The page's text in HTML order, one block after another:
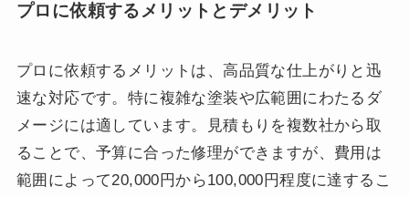
プロに依頼するメリットとデメリット
プロに依頼するメリットは、高品質な仕上がりと迅
速な対応です。特に複雑な塗装や広範囲にわたるダ
メージには適しています。見積もりを複数社から取
ることで、予算に合った修理ができますが、費用は
範囲によって20,000円から100,000円程度に達するこ